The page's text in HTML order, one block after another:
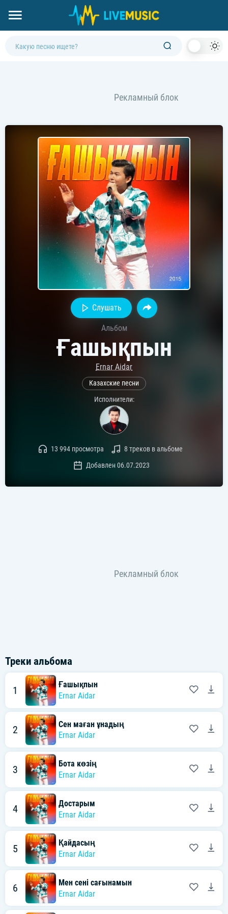
Слушать
Альбом
Ғашықпын
Ernar Aidar
Казахские песни
Исполнители:
13 994 просмотра
8 треков в альбоме
Добавлен 06.07.2023
Треки альбома
1
Ғашықпын
Ernar Aidar
2
Сен маған ұнадың
Ernar Aidar
3
Бота көзің
Ernar Aidar
4
Достарым
Ernar Aidar
5
Қайдасың
Ernar Aidar
6
Мен сені сағынамын
Ernar Aidar